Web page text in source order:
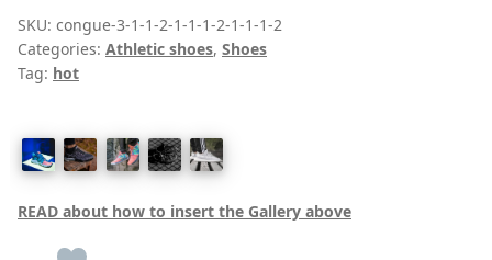
SKU: congue-3-1-1-2-1-1-1-2-1-1-1-2
Categories: Athletic shoes, Shoes
Tag: hot
READ about how to insert the Gallery above